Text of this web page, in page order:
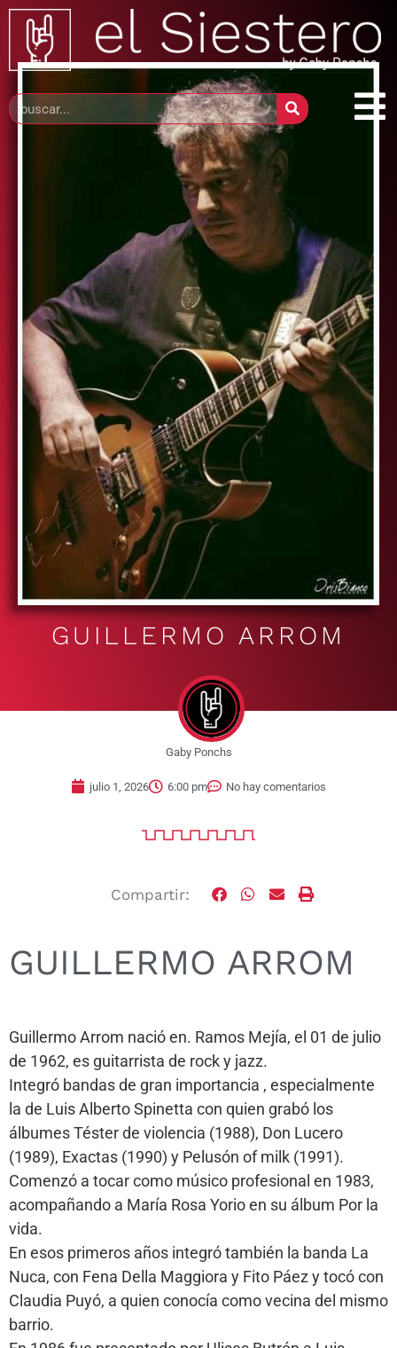
GUILLERMO ARROM
Gaby Ponchs
julio 1, 2026 6:00 pm No hay comentarios
Compartir:
GUILLERMO ARROM
Guillermo Arrom nació en. Ramos Mejía, el 01 de julio
de 1962, es guitarrista de rock y jazz.
Integró bandas de gran importancia , especialmente
la de Luis Alberto Spinetta con quien grabó los
álbumes Téster de violencia (1988), Don Lucero
(1989), Exactas (1990) y Pelusón of milk (1991).
Comenzó a tocar como músico profesional en 1983,
acompañando a María Rosa Yorio en su álbum Por la
vida.
En esos primeros años integró también la banda La
Nuca, con Fena Della Maggiora y Fito Páez y tocó con
Claudia Puyó, a quien conocía como vecina del mismo
barrio.